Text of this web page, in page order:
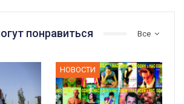
Все
понравиться
НОВОСТИ